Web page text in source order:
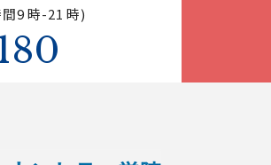
間9 時-21 時)